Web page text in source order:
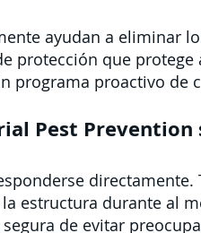
ayudan a eliminar
protección que protege
programa proactivo de
Pest Prevention
directamente.
estructura durante al
de evitar